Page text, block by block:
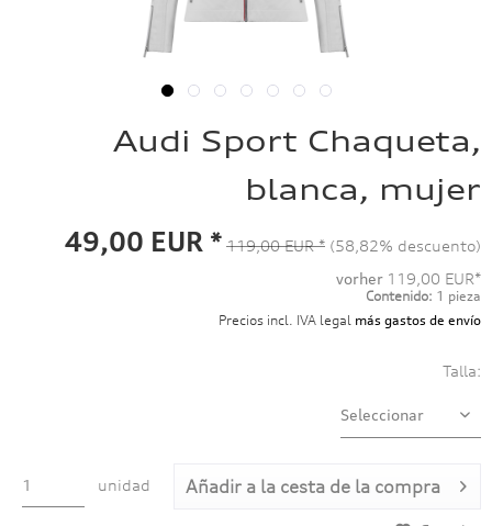
Audi Sport Chaqueta,
blanca, mujer
49,00 EUR * 119,00 EUR * (58,82% descuento)
vorher 119,00 EUR*
Contenido: 1 pieza
Precios incl. IVA legal más gastos de envío
Talla:
unidad Añadir a la cesta de la compra